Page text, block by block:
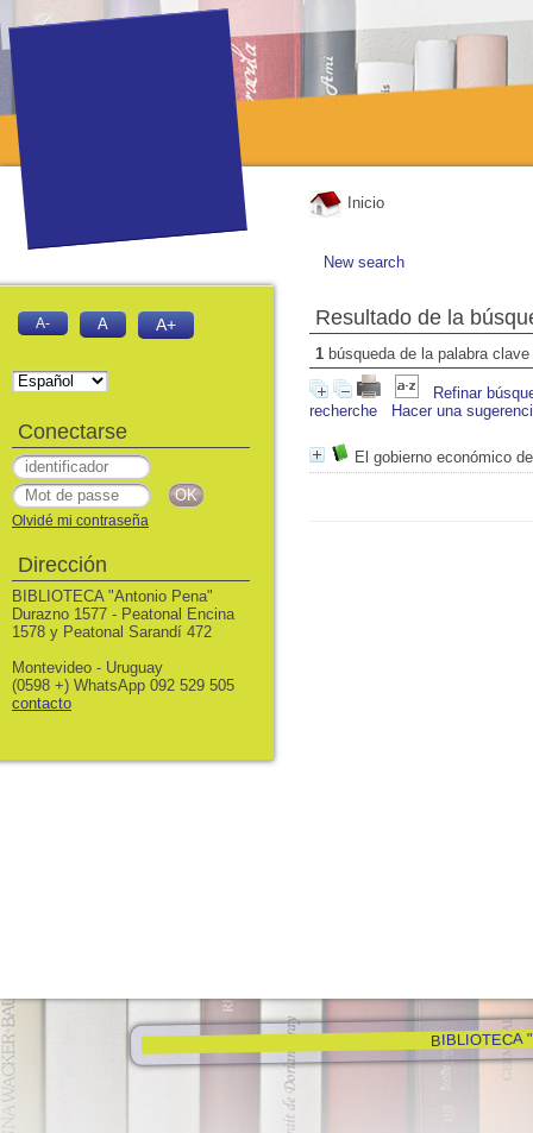
Inicio
New search
Resultado de la
1 búsqueda de la palabra clave
Refinar
recherche
Hacer una
El gobierno económico
BIBLIOTECA
A- A A+
Conectarse
Olvidé mi contraseña
Dirección
BIBLIOTECA "Antonio Pena"
Durazno 1577 - Peatonal Encina
1578 y Peatonal Sarandí 472
Montevideo - Uruguay
(0598 +) WhatsApp 092 529 505
contacto